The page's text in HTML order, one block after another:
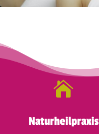

Naturheilpraxis